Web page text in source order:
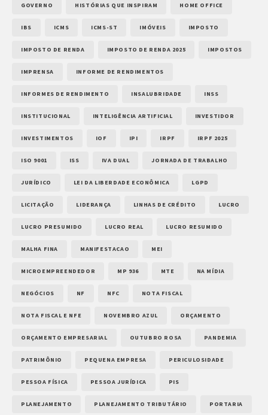
GOVERNO HISTÓRIAS QUE INSPIRAM HOME OFFICE
IBS ICMS ICMS-ST IMÓVEIS IMPOSTO
IMPOSTO DE RENDA IMPOSTO DE RENDA 2025 IMPOSTOS
IMPRENSA INFORME DE RENDIMENTOS
INFORMES DE RENDIMENTO INSALUBRIDADE INSS
INSTITUCIONAL INTELIGÊNCIA ARTIFICIAL INVESTIDOR
INVESTIMENTOS IOF IPI IRPF IRPF 2025
ISO 9001 ISS IVA DUAL JORNADA DE TRABALHO
JURÍDICO LEI DA LIBERDADE ECONÔMICA LGPD
LICITAÇÃO LIDERANÇA LINHAS DE CRÉDITO LUCRO
LUCRO PRESUMIDO LUCRO REAL LUCRO RESUMIDO
MALHA FINA MANIFESTACAO MEI
MICROEMPREENDEDOR MP 936 MTE NA MÍDIA
NEGÓCIOS NF NFC NOTA FISCAL
NOTA FISCAL E NFE NOVEMBRO AZUL ORÇAMENTO
ORÇAMENTO EMPRESARIAL OUTUBRO ROSA PANDEMIA
PATRIMÔNIO PEQUENA EMPRESA PERICULOSIDADE
PESSOA FÍSICA PESSOA JURÍDICA PIS
PLANEJAMENTO PLANEJAMENTO TRIBUTÁRIO PORTARIA